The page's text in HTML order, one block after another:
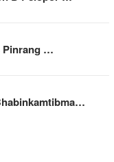
Pinrang …